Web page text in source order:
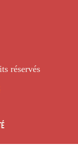
réservés